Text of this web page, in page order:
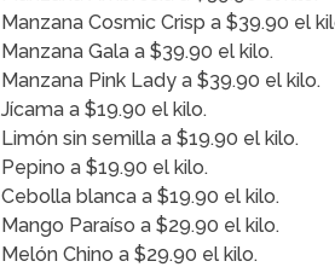
Manzana Cosmic Crisp a $39.90 el
Manzana Gala a $39.90 el kilo.
Manzana Pink Lady a $39.90 el kilo.
Jícama a $19.90 el kilo.
Limón sin semilla a $19.90 el kilo.
Pepino a $19.90 el kilo.
Cebolla blanca a $19.90 el kilo.
Mango Paraíso a $29.90 el kilo.
Melón Chino a $29.90 el kilo.